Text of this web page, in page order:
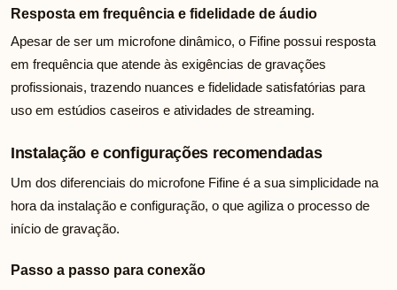
Resposta em frequência e fidelidade de áudio
Apesar de ser um microfone dinâmico, o Fifine possui resposta
em frequência que atende às exigências de gravações
profissionais, trazendo nuances e fidelidade satisfatórias para
uso em estúdios caseiros e atividades de streaming.
Instalação e configurações recomendadas
Um dos diferenciais do microfone Fifine é a sua simplicidade na
hora da instalação e configuração, o que agiliza o processo de
início de gravação.
Passo a passo para conexão